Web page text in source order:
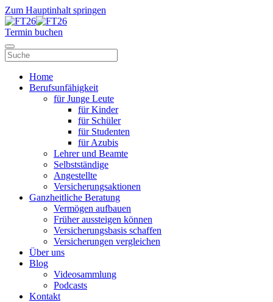
Zum Hauptinhalt springen
Termin buchen
Home
Berufsunfähigkeit
für Junge Leute
für Kinder
für Schüler
für Studenten
für Azubis
Lehrer und Beamte
Selbstständige
Angestellte
Versicherungsaktionen
Ganzheitliche Beratung
Vermögen aufbauen
Früher aussteigen können
Versicherungsbasis schaffen
Versicherungen vergleichen
Über uns
Blog
Videosammlung
Podcasts
Kontakt